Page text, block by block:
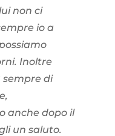
non ci
io a
Inoltre
sempre di
anche dopo il
un saluto.